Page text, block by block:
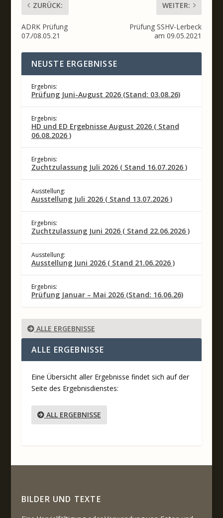
ZURÜCK:
ADRK Prüfung
07./08.05.21
WEITER:
Prüfung SSHV-Lerbeck
am 09.05.2021
NEUSTE ERGEBNISSE
Ergebnis:
Prüfung Juni-August 2026 (Stand: 03.08.26)
Ergebnis:
HD und ED Ergebnisse August 2026 ( Stand
06.08.2026 )
Ergebnis:
Zuchtzulassung Juli 2026 ( Stand 16.07.2026 )
Ausstellung:
Ausstellung Juli 2026 ( Stand 13.07.2026 )
Ergebnis:
Zuchtzulassung Juni 2026 ( Stand 22.06.2026 )
Ausstellung:
Ausstellung Juni 2026 ( Stand 21.06.2026 )
Ergebnis:
Prüfung Januar – Mai 2026 (Stand: 16.06.26)
ALLE ERGEBNISSE
ALLE ERGEBNISSE
Eine Übersicht aller Ergebnisse findet sich auf der
Seite des Ergebnisdienstes:
ALL ERGEBNISSE
BILDER UND TEXTE